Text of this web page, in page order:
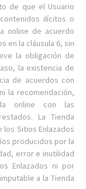
de que el Usuario
ilícitos o
online de acuerdo
en la cláusula 6, sin
la obligación de
la existencia de
de acuerdos con
la recomendación,
online con las
La Tienda
Sitios Enlazados
producidos por la
error e inutilidad
Enlazados ni por
a la Tienda